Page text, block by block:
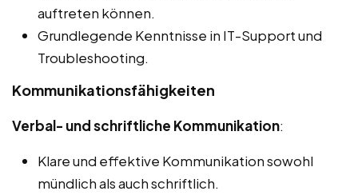
auftreten können.
Grundlegende Kenntnisse in IT-Support und
Troubleshooting.
Kommunikationsfähigkeiten
Verbal- und schriftliche Kommunikation:
Klare und effektive Kommunikation sowohl
mündlich als auch schriftlich.